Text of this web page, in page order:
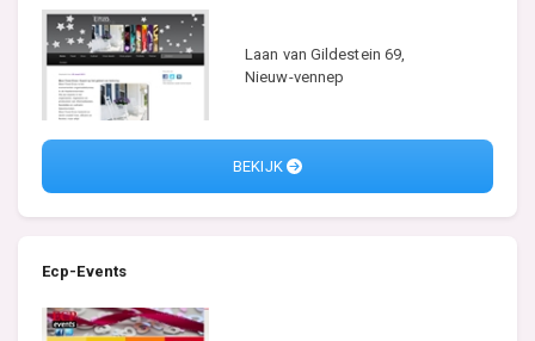
Laan van Gildestein 69,
Nieuw-vennep
BEKIJK
Ecp-Events